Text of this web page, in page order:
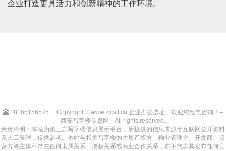
企业打造更具活力和创新精神的工作环境。
18165156575
Copyright © www.zjcslf.cn 企业办公选址，欢迎您致电咨询！--
西安写字楼信息网-- All rights reserved.
免责声明：本站为第三方写字楼信息展示平台，所提供的信息来源于互联网公开资料
及人工整理，仅供参考。本站与相关写字楼的大厦产权方、物业管理方、开发商、运
营方等主体不存在任何隶属关系、授权关系或商业合作关系，亦不代表其发布任何官